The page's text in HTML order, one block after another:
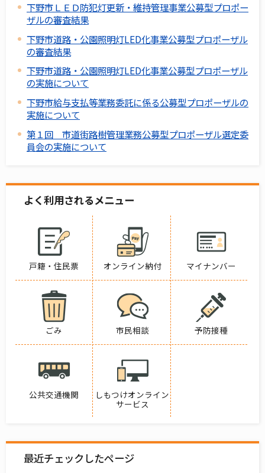
下野市ＬＥＤ防犯灯更新・維持管理事業公募型プロポー
ザルの審査結果
下野市道路・公園照明灯LED化事業公募型プロポーザル
の審査結果
下野市道路・公園照明灯LED化事業公募型プロポーザル
の実施について
下野市給与支払等業務委託に係る公募型プロポーザルの
実施について
第１回 市道街路樹管理業務公募型プロポーザル選定委
員会の実施について
よく利用されるメニュー
戸籍・住民票 オンライン納付 マイナンバー
ごみ 市民相談 予防接種
公共交通機関
しもつけオンライン
サービス
最近チェックしたページ